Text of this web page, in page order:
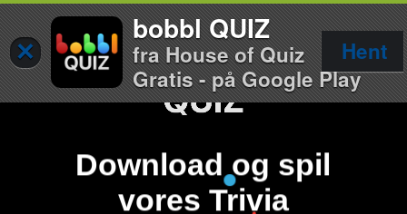
×
bobbl QUIZ
fra House of Quiz
Gratis - på Google Play
Hent
Download og spil
vores Trivia